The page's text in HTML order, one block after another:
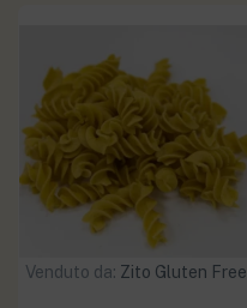
Venduto da: Zito Gluten Free